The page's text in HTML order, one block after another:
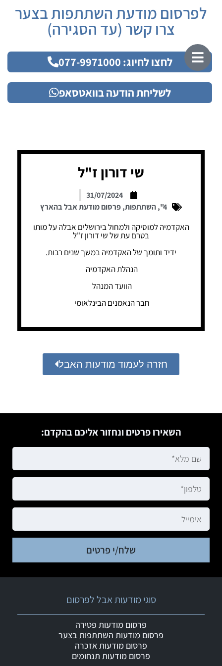
לפרסום מודעת השתתפות בצער
צרו קשר (עד הסגירה)
לחצו לחיוג: 077-9971000
לשליחת הודעה בוואטסאפ
שי דורון ז"ל
31/07/2024
4"
,השתתפות,פרסום מודעת אבל בהארץ
האקדמיה למוסיקה ולמחול בירושלים אבלה על מותו
בטרם עת של שי דורון ז"ל
ידיד ותומך של האקדמיה במשך שנים רבות.
הנהלת האקדמיה
הוועד המנהל
חבר הנאמנים הבינלאומי
חזרה לעמוד מודעות האבל
השאירו פרטים ונחזור אליכם בהקדם:
שלח/י פרטים
סוגי מודעות אבל לפרסום
פרסום מודעות פטירה
פרסום מודעות השתתפות בצער
פרסום מודעות אזכרה
פרסום מודעות תנחומים